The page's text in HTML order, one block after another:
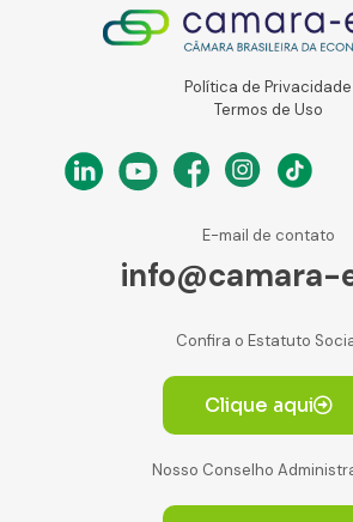
Política de Privacidade
Termos de Uso
E-mail de contato
info@camara-
Confira o Estatuto
Clique aqui
Nosso Conselho